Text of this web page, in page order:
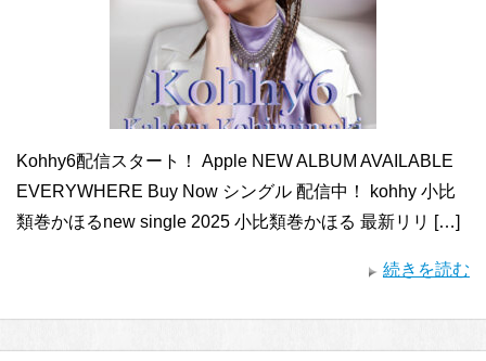
Kohhy6配信スタート！ Apple NEW ALBUM AVAILABLE
EVERYWHERE Buy Now シングル 配信中！ kohhy 小比
類巻かほるnew single 2025 小比類巻かほる 最新リリ […]
続きを読む